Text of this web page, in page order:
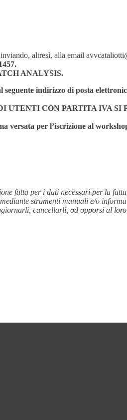
altresì, alla email
ANALYSIS.
indirizzo di posta
DI UTENTI CON PARTITA IVA
versata per l’iscrizione al
fatta per i dati necessari per la
strumenti manuali e/o
cancellarli, od opporsi al